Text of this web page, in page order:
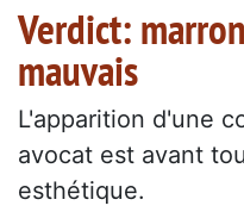
Verdict:
mauvais
L'apparition d'une
avocat est avant
esthétique.